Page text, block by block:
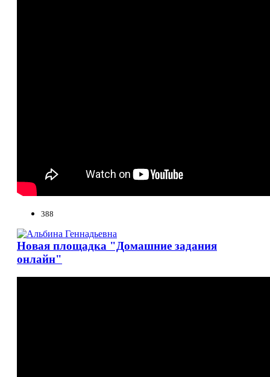
388
Новая площадка "Домашние задания
онлайн"